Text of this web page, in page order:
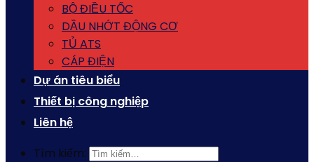
BỘ ĐIỀU TỐC
DẦU NHỚT ĐỘNG CƠ
TỦ ATS
CÁP ĐIỆN
Dự án tiêu biểu
Thiết bị công nghiệp
Liên hệ
Tìm kiếm: